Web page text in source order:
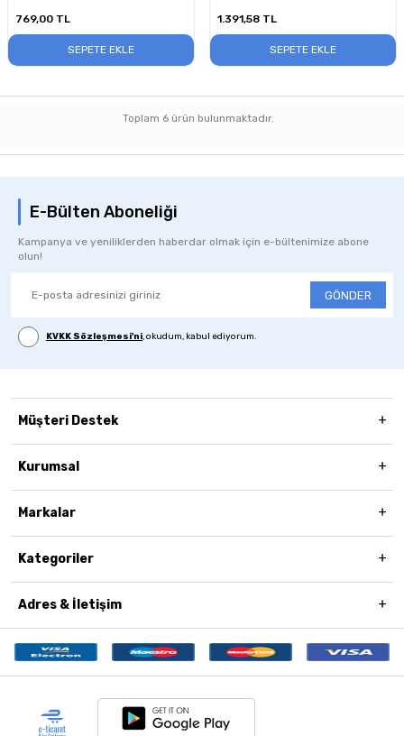
769,00 TL
SEPETE EKLE
1.391,58 TL
SEPETE EKLE
Toplam 6 ürün bulunmaktadır.
E-Bülten Aboneliği
Kampanya ve yeniliklerden haberdar olmak için e-bültenimize abone
olun!
GÖNDER
KVKK Sözleşmesi'ni, okudum, kabul ediyorum.
Müşteri Destek
Kurumsal
Markalar
Kategoriler
Adres & İletişim